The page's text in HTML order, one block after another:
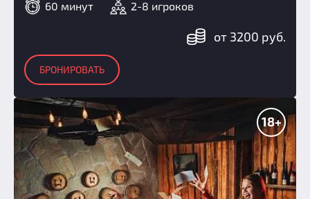
60 минут 2-8 игроков
от 3200 руб.
БРОНИРОВАТЬ
18+